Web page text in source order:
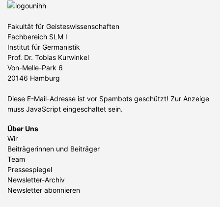
Fakultät für Geisteswissenschaften
Fachbereich SLM I
Institut für Germanistik
Prof. Dr. Tobias Kurwinkel
Von-Melle-Park 6
20146 Hamburg
Diese E-Mail-Adresse ist vor Spambots geschützt! Zur Anzeige
muss JavaScript eingeschaltet sein.
Über Uns
Wir
Beiträgerinnen und Beiträger
Team
Pressespiegel
Newsletter-Archiv
Newsletter abonnieren